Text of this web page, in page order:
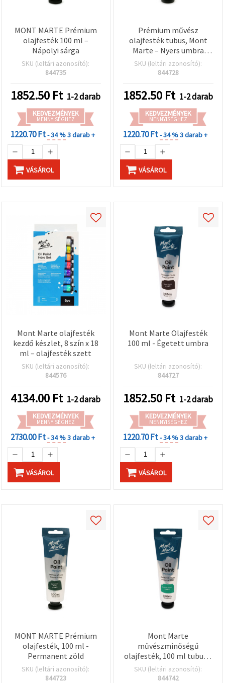
MONT MARTE Prémium
olajfesték 100 ml –
Nápolyi sárga
SKU (leltári azonosító):
844735
1852.50 Ft 1-2 darab
KEDVEZMÉNYEK
MENNYISÉGHEZ
1220.70 Ft- 34 %3 darab +
VÁSÁROL
Prémium művész
olajfesték tubus, Mont
Marte – Nyers umbra
(barna), 100 ml (3,4 fl oz)
| Professzionális
pigmenttartalom, sima
állag, kiváló
fedőképesség vászonra és
képzőművészeti
munkákhoz
SKU (leltári azonosító):
844728
1852.50 Ft 1-2 darab
KEDVEZMÉNYEK
MENNYISÉGHEZ
1220.70 Ft- 34 %3 darab +
VÁSÁROL
Mont Marte olajfesték
kezdő készlet, 8 szín x 18
ml – olajfesték szett
SKU (leltári azonosító):
844576
4134.00 Ft 1-2 darab
KEDVEZMÉNYEK
MENNYISÉGHEZ
2730.00 Ft- 34 %3 darab +
VÁSÁROL
Mont Marte Olajfesték
100 ml - Égetett umbra
SKU (leltári azonosító):
844727
1852.50 Ft 1-2 darab
KEDVEZMÉNYEK
MENNYISÉGHEZ
1220.70 Ft- 34 %3 darab +
VÁSÁROL
MONT MARTE Prémium
olajfesték, 100 ml -
Permanent zöld
SKU (leltári azonosító):
844723
Mont Marte
művészminőségű
olajfesték, 100 ml tubus –
smaragdzöld, magas
pigmenttartalommal,
SKU (leltári azonosító):
844742